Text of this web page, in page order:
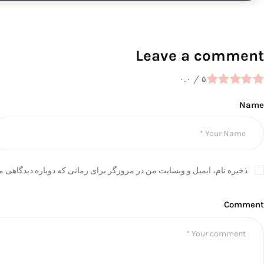
Leave a comment
۰.۰ / ۵
Name
ذخیره نام، ایمیل و وبسایت من در مرورگر برای زمانی که دوباره
Comment